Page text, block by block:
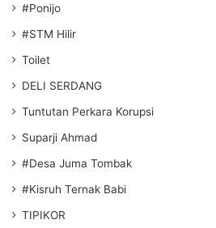
#Ponijo
#STM Hilir
Toilet
DELI SERDANG
Tuntutan Perkara Korupsi
Suparji Ahmad
#Desa Juma Tombak
#Kisruh Ternak Babi
TIPIKOR